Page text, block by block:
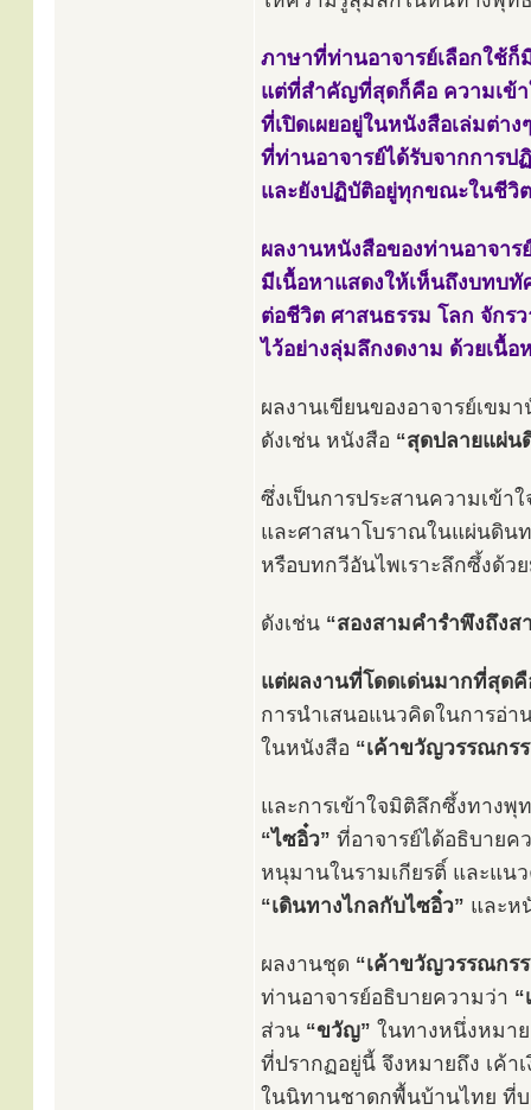
ภาษาที่ท่านอาจารย์เลือกใช้ก็
แต่ที่สำคัญที่สุดก็คือ ความเข้
ที่เปิดเผยอยู่ในหนังสือเล่มต่า
ที่ท่านอาจารย์ได้รับจากการ
และยังปฏิบัติอยู่ทุกขณะในชีวิ
ผลงานหนังสือของท่านอาจา
มีเนื้อหาแสดงให้เห็นถึงบทบทั
ต่อชีวิต ศาสนธรรม โลก จักร
ไว้อย่างลุ่มลึกงดงาม ด้วยเนื้
ผลงานเขียนของอาจารย์เขม
ดังเช่น หนังสือ “สุดปลายแผ่น
ซึ่งเป็นการประสานความเข้า
และศาสนาโบราณในแผ่นดินท
หรือบทกวีอันไพเราะลึกซึ้งด้
ดังเช่น “สองสามคำรำพึงถึงส
แต่ผลงานที่โดดเด่นมากที่สุดคื
การนำเสนอแนวคิดในการอ่
ในหนังสือ “เค้าขวัญวรรณกร
และการเข้าใจมิติลึกซึ้งทาง
“ไซอิ๋ว” ที่อาจารย์ได้อธิบายค
หนุมานในรามเกียรติ์ และแน
“เดินทางไกลกับไซอิ๋ว” และห
ผลงานชุด “เค้าขวัญวรรณกร
ท่านอาจารย์อธิบายความว่า “
ส่วน “ขวัญ” ในทางหนึ่งหมา
ที่ปรากฏอยู่นี้ จึงหมายถึง เค้
ในนิทานชาดกพื้นบ้านไทย ที่